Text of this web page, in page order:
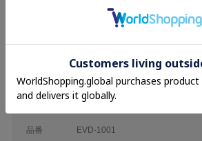
Tops
表地 ポリエステル100%
裏地 ポリエステル95% ポリウレ
品番 EVD-1001